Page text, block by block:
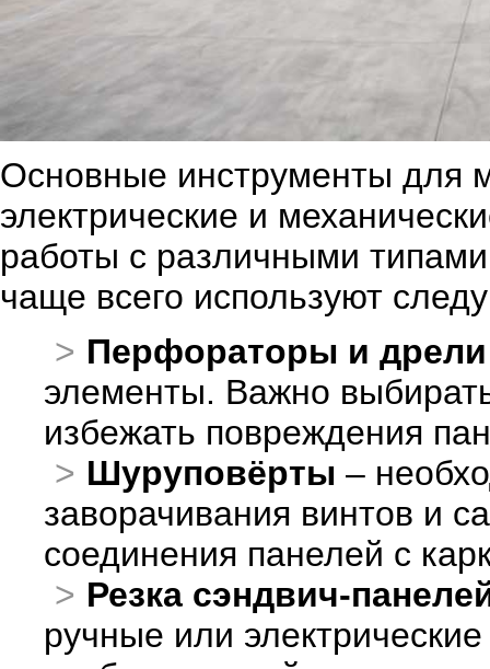
Основные инструменты для
электрические и
работы с различными
чаще всего используют
Перфораторы и дрели
элементы. Важно
избежать повреждения
Шуруповёрты –
заворачивания винтов и
соединения панелей с
Резка сэндвич-
ручные или